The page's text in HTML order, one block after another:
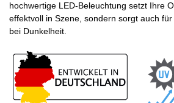
hochwertige LED-Beleuchtung setzt Ihre
effektvoll in Szene, sondern sorgt auch
bei Dunkelheit.